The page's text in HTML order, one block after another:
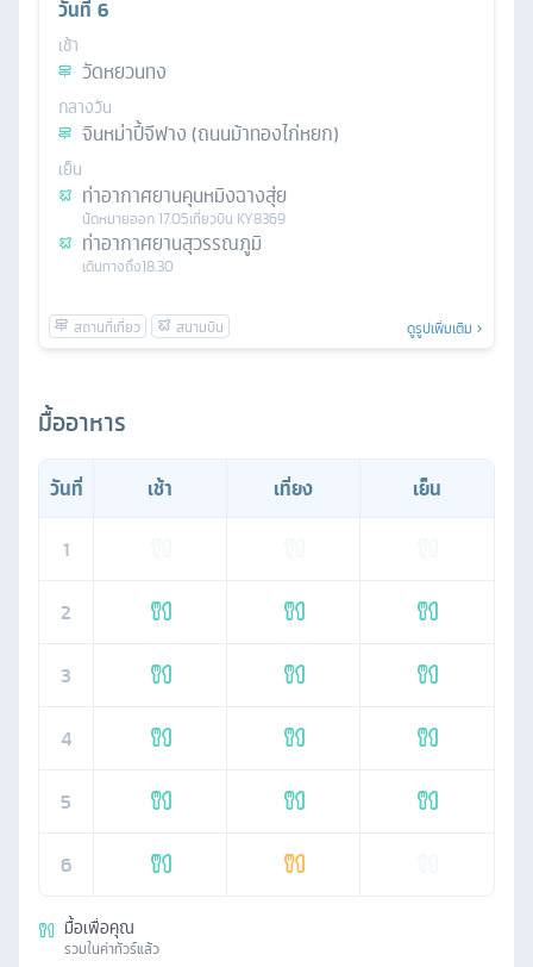
วันที่ 6
เช้า
วัดหยวนทง
กลางวัน
จินหม่าปี้จีฟาง (ถนนม้าทองไก่หยก)
เย็น
ท่าอากาศยานคุนหมิงฉางสุ่ย
นัดหมายออก17.05เที่ยวบิน KY8369
ท่าอากาศยานสุวรรณภูมิ
เดินทางถึง18.30
ดูรูปเพิ่มเติม
มื้ออาหาร
วันที่ เช้า เที่ยง
เย็น
1
2
3
4
5
6
มื้อเพื่อคุณ
รวมในค่าทัวร์แล้ว